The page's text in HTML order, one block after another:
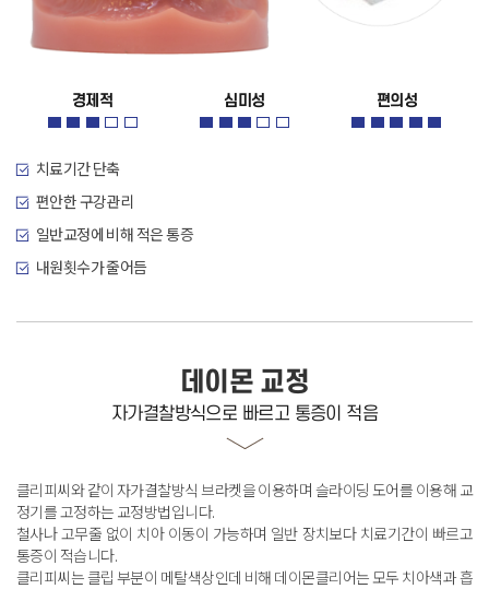
경제적 심미성 편의성
치료기간 단축
편안한 구강관리
일반교정에 비해 적은 통증
내원횟수가 줄어듬
데이몬 교정
자가결찰방식으로 빠르고 통증이 적음
클리피씨와 같이 자가결찰방식 브라켓을 이용하며 슬라이딩 도어를 이용해 교
정기를 고정하는 교정방법입니다.
철사나 고무줄 없이 치아 이동이 가능하며 일반 장치보다 치료기간이 빠르고
통증이 적습니다.
클리피씨는 클립 부분이 메탈색상인데 비해 데이몬클리어는 모두 치아색과 흡